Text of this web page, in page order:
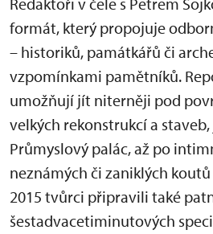
formát, který propojuje
– historiků, památkářů či
vzpomínkami pamětníků.
umožňují jít niterněji pod
velkých rekonstrukcí a
Průmyslový palác, až po
neznámých či zaniklých
2015 tvůrci připravili také
šestadvacetiminutových